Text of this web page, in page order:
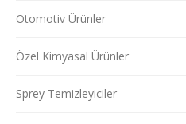
Otomotiv Ürünler
Özel Kimyasal Ürünler
Sprey Temizleyiciler